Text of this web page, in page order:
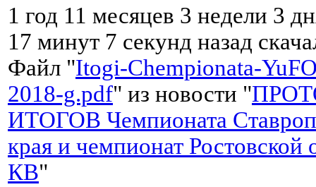
1 год 11 месяцев 3 недели 3
17 минут 7 секунд назад
Файл "Itogi-Chempionata-
2018-g.pdf" из новости "
ИТОГОВ Чемпионата
края и чемпионат Ростовской
КВ"